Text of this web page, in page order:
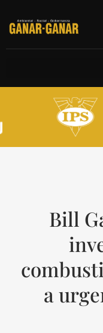
Bill
a